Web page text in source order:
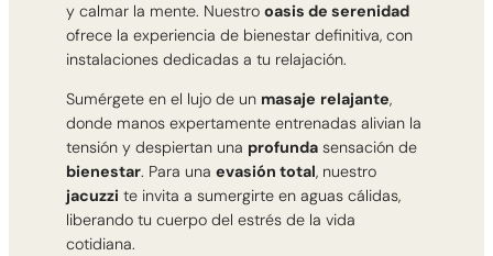
y calmar la mente. Nuestro oasis de serenidad
ofrece la experiencia de bienestar definitiva, con
instalaciones dedicadas a tu relajación.
Sumérgete en el lujo de un masaje relajante,
donde manos expertamente entrenadas alivian la
tensión y despiertan una profundasensación de
bienestar. Para una evasión total, nuestro
jacuzzi te invita a sumergirte en aguas cálidas,
liberando tu cuerpo del estrés de la vida
cotidiana.